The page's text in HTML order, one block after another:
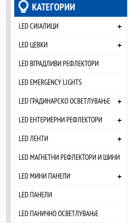
КАТЕГОРИИ
LED СИЈАЛИЦИ +
LED ЦЕВКИ +
LED ВГРАДЛИВИ РЕФЛЕКТОРИ
LED EMERGENCY LIGHTS
LED ГРАДИНАРСКО ОСВЕТЛУВАЊЕ
+
LED ЕНТЕРИЕРНИ РЕФЛЕКТОРИ +
LED ЛЕНТИ +
LED МАГНЕТНИ РЕФЛЕКТОРИ И ШИНИ
LED МИНИ ПАНЕЛИ
+
LED ПАНЕЛИ
LED ПАНИЧНО ОСВЕТЛУВАЊЕ